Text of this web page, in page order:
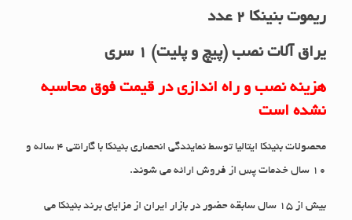
ریموت بنینکا 2 عدد
یراق آلات نصب (پیچ و پلیت) 1 سری
هزینه نصب و راه اندازی در قیمت فوق محاسبه
نشده است
محصولات بنینکا ایتالیا توسط نمایندگی انحصاری بنینکا با گارانتی 4 ساله و
10 سال خدمات پس از فروش ارائه می شوند.
بیش از 15 سال سابقه حضور در بازار ایران از مزایای برند بنینکا می